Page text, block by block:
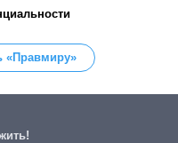
«Правмиру»